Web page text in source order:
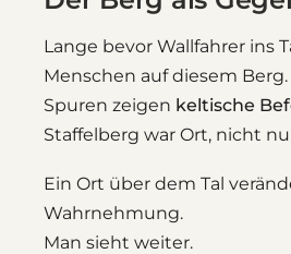
Lange bevor Wallfahrer ins
Menschen auf diesem
Spuren zeigen keltische
Staffelberg war Ort, nicht
Ein Ort über dem Tal
Wahrnehmung.
Man sieht weiter.